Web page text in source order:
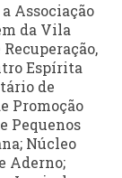
Associação
da Vila
Espírita
de
Promoção
Pequenos
Núcleo
Aderno;